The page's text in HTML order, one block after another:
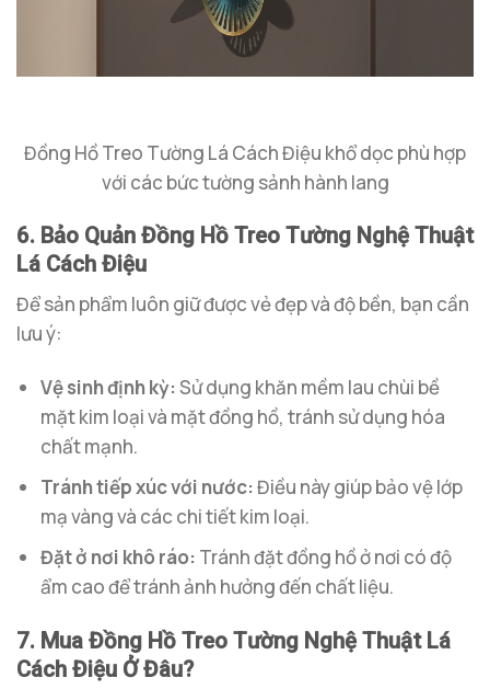
Đồng Hồ Treo Tường Lá Cách Điệu khổ dọc phù hợp
với các bức tường sảnh hành lang
6. Bảo Quản Đồng Hồ Treo Tường Nghệ Thuật
Lá Cách Điệu
Để sản phẩm luôn giữ được vẻ đẹp và độ bền, bạn cần
lưu ý:
Vệ sinh định kỳ:Sử dụng khăn mềm lau chùi bề
mặt kim loại và mặt đồng hồ, tránh sử dụng hóa
chất mạnh.
Tránh tiếp xúc với nước:Điều này giúp bảo vệ lớp
mạ vàng và các chi tiết kim loại.
Đặt ở nơi khô ráo: Tránh đặt đồng hồ ở nơi có độ
ẩm cao để tránh ảnh hưởng đến chất liệu.
7. Mua Đồng Hồ Treo Tường Nghệ Thuật Lá
Cách Điệu Ở Đâu?